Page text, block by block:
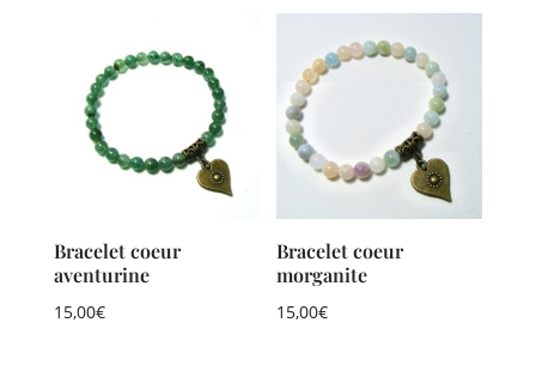
Bracelet coeur
aventurine
15,00€
Bracelet coeur
morganite
15,00€